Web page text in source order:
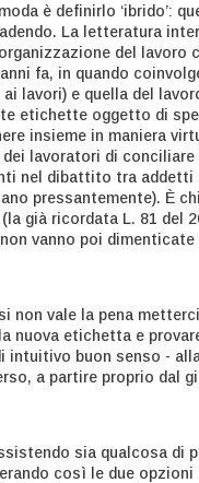
è definirlo ‘ibrido’:
La letteratura
del lavoro
fa, in quando
lavori) e quella del
etichette oggetto di
insieme in maniera
lavoratori di conciliare
nel dibattito tra addetti
pressantemente). È
già ricordata L. 81 del
vanno poi
non vale la pena
nuova etichetta e
intuitivo buon senso -
a partire proprio dal
sia qualcosa di
così le due opzioni